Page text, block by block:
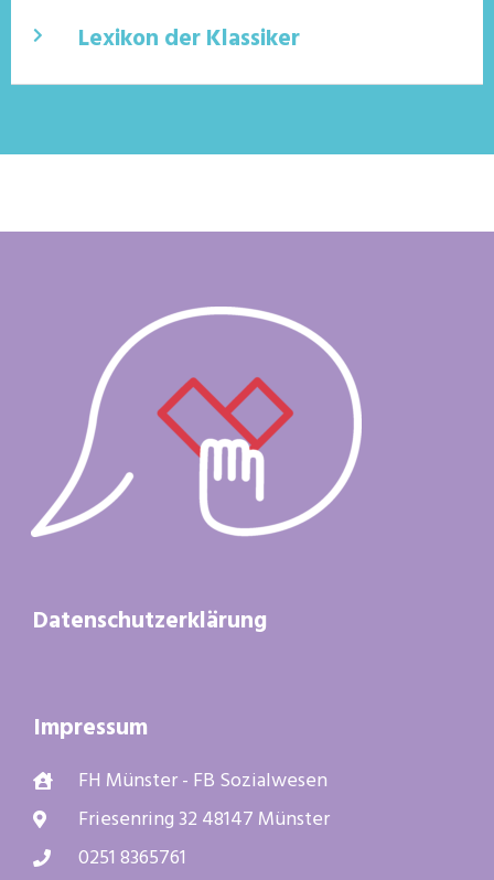
Lexikon der Klassiker
Impressum
FH Münster - FB Sozialwesen
Friesenring 32 48147 Münster
0251 8365761
Datenschutzerklärung